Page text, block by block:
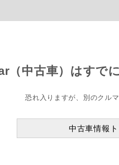
（中古車）はすで
恐れ入りますが、別のクル
中古車情報